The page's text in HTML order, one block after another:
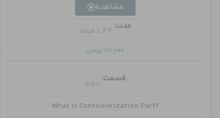
مشاهده
مدت: 44 دقیقه
۱۱۷,۰۰۰ تومان
قسمت: دوم
What is Containerization Part2